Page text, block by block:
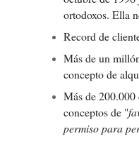
ortodoxos. Ella
Record de
Más de un
concepto de
Más de 200.000
conceptos de "
permiso para